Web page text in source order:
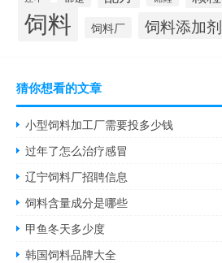
饲料 饲料厂 饲料添加剂
猜你想看的文章
小型饲料加工厂需要投多少钱
过年了怎么治疗感冒
辽宁饲料厂招聘信息
饲料含量成分是哪些
甲鱼冬天多少度
韩国饲料品牌大全